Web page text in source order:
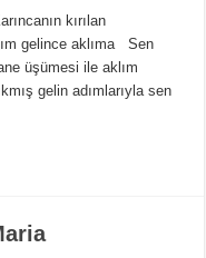
kırılan
gelince aklıma Sen
üşümesi ile aklım
gelin adımlarıyla sen